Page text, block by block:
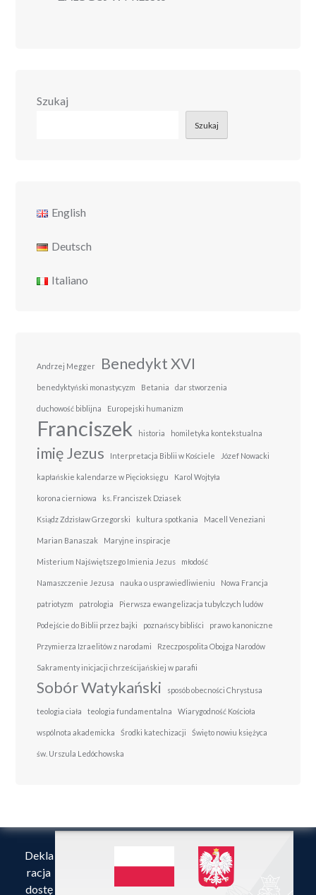
Szukaj
Szukaj
English
Deutsch
Italiano
Andrzej Megger Benedykt XVI
benedyktyński monastycyzm Betania dar stworzenia
duchowość biblijna Europejski humanizm
Franciszek historia homiletyka kontekstualna
imię Jezus Interpretacja Biblii w Kościele Józef Nowacki
kapłańskie kalendarze w Pięcioksięgu Karol Wojtyła
korona cierniowa ks. Franciszek Dziasek
Ksiądz Zdzisław Grzegorski kultura spotkania Macell Veneziani
Marian Banaszak Maryjne inspiracje
Misterium Najświętszego Imienia Jezus młodość
Namaszczenie Jezusa nauka o usprawiedliwieniu Nowa Francja
patriotyzm patrologia Pierwsza ewangelizacja tubylczych ludów
Podejście do Biblii przez bajki poznańscy bibliści prawo kanoniczne
Przymierza Izraelitów z narodami Rzeczpospolita Obojga Narodów
Sakramenty inicjacji chrześcijańskiej w parafii
Sobór Watykański sposób obecności Chrystusa
teologia ciała teologia fundamentalna Wiarygodność Kościoła
wspólnota akademicka Środki katechizacji Święto nowiu księżyca
św. Urszula Ledóchowska
Dekla
racja
dostę